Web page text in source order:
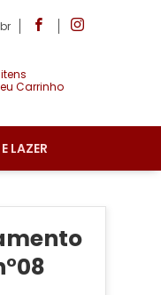
Carrinho
LAZER